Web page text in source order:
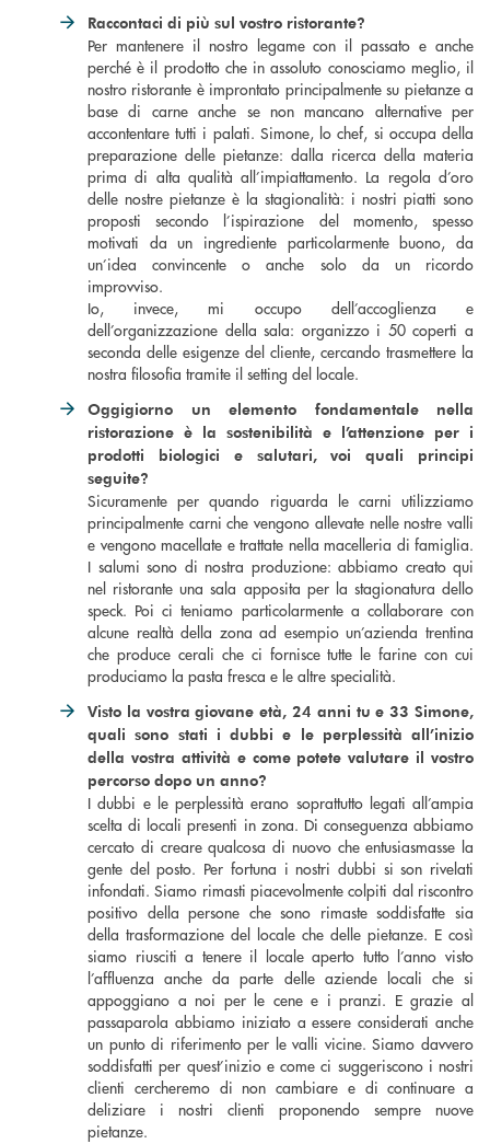
Raccontaci di più sul vostro ristorante?
Per mantenere il nostro legame con il passato e anche
perché è il prodotto che in assoluto conosciamo meglio, il
nostro ristorante è improntato principalmente su pietanze a
base di carne anche se non mancano alternative per
accontentare tutti i palati. Simone, lo chef, si occupa della
preparazione delle pietanze: dalla ricerca della materia
prima di alta qualità all’impiattamento. La regola d’oro
delle nostre pietanze è la stagionalità: i nostri piatti sono
proposti secondo l’ispirazione del momento, spesso
motivati da un ingrediente particolarmente buono, da
un’idea convincente o anche solo da un ricordo
improvviso.
Io, invece, mi occupo dell’accoglienza e
dell’organizzazione della sala: organizzo i 50 coperti a
seconda delle esigenze del cliente, cercando trasmettere la
nostra filosofia tramite il setting del locale.
Oggigiorno un elemento fondamentale nella
ristorazione è la sostenibilità e l’attenzione per i
prodotti biologici e salutari, voi quali principi
seguite?
Sicuramente per quando riguarda le carni utilizziamo
principalmente carni che vengono allevate nelle nostre valli
e vengono macellate e trattate nella macelleria di famiglia.
I salumi sono di nostra produzione: abbiamo creato qui
nel ristorante una sala apposita per la stagionatura dello
speck. Poi ci teniamo particolarmente a collaborare con
alcune realtà della zona ad esempio un’azienda trentina
che produce cerali che ci fornisce tutte le farine con cui
produciamo la pasta fresca e le altre specialità.
Visto la vostra giovane età, 24 anni tu e 33 Simone,
quali sono stati i dubbi e le perplessità all’inizio
della vostra attività e come potete valutare il vostro
percorso dopo un anno?
I dubbi e le perplessità erano soprattutto legati all’ampia
scelta di locali presenti in zona. Di conseguenza abbiamo
cercato di creare qualcosa di nuovo che entusiasmasse la
gente del posto. Per fortuna i nostri dubbi si son rivelati
infondati. Siamo rimasti piacevolmente colpiti dal riscontro
positivo della persone che sono rimaste soddisfatte sia
della trasformazione del locale che delle pietanze. E così
siamo riusciti a tenere il locale aperto tutto l’anno visto
l’affluenza anche da parte delle aziende locali che si
appoggiano a noi per le cene e i pranzi. E grazie al
passaparola abbiamo iniziato a essere considerati anche
un punto di riferimento per le valli vicine. Siamo davvero
soddisfatti per quest’inizio e come ci suggeriscono i nostri
clienti cercheremo di non cambiare e di continuare a
deliziare i nostri clienti proponendo sempre nuove
pietanze.